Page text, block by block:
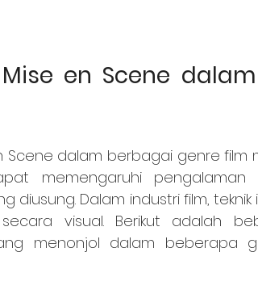
en Scene
memengaruhi
Dalam industri film, teknik
visual. Berikut adalah
menonjol dalam beberapa